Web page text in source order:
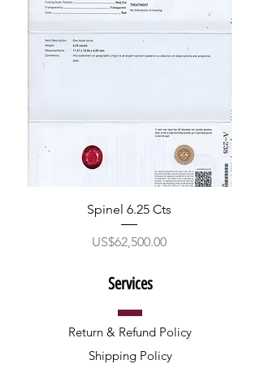
Spinel 6.25 Cts
ราคา
US$62,500.00
Services
Return & Refund Policy
Shipping Policy